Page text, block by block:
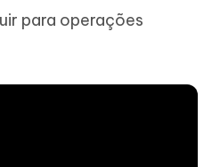
para operações